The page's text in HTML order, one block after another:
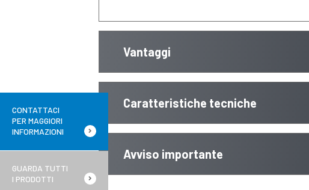
CONTATTACI
PER MAGGIORI
INFORMAZIONI
GUARDA TUTTI
I PRODOTTI
Vantaggi
Caratteristiche tecniche
Avviso importante